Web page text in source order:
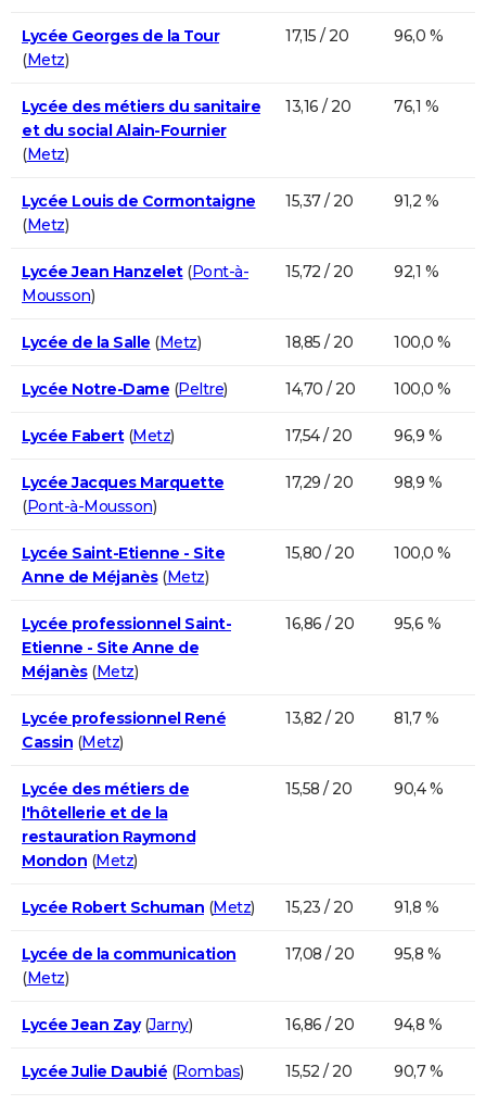
Lycée Georges de la Tour
(Metz)
17,15 / 20 96,0 %
Lycée des métiers du sanitaire
et du social Alain-Fournier
(Metz)
13,16 / 20 76,1 %
Lycée Louis de Cormontaigne
(Metz)
15,37 / 20 91,2 %
Lycée Jean Hanzelet(Pont-à-
Mousson)
15,72 / 20 92,1 %
Lycée de la Salle (Metz) 18,85 / 20 100,0 %
Lycée Notre-Dame (Peltre) 14,70 / 20 100,0 %
Lycée Fabert(Metz) 17,54 / 20 96,9 %
Lycée Jacques Marquette
(Pont-à-Mousson)
17,29 / 20 98,9 %
Lycée Saint-Etienne - Site
Anne de Méjanès(Metz)
15,80 / 20 100,0 %
Lycée professionnel Saint-
Etienne - Site Anne de
Méjanès(Metz)
16,86 / 20 95,6 %
Lycée professionnel René
Cassin (Metz)
13,82 / 20 81,7 %
Lycée des métiers de
l'hôtellerie et de la
restauration Raymond
Mondon (Metz)
15,58 / 20 90,4 %
Lycée Robert Schuman (Metz) 15,23 / 20 91,8 %
Lycée de la communication
(Metz)
17,08 / 20 95,8 %
Lycée Jean Zay(Jarny) 16,86 / 20 94,8 %
Lycée Julie Daubié (Rombas) 15,52 / 20 90,7 %